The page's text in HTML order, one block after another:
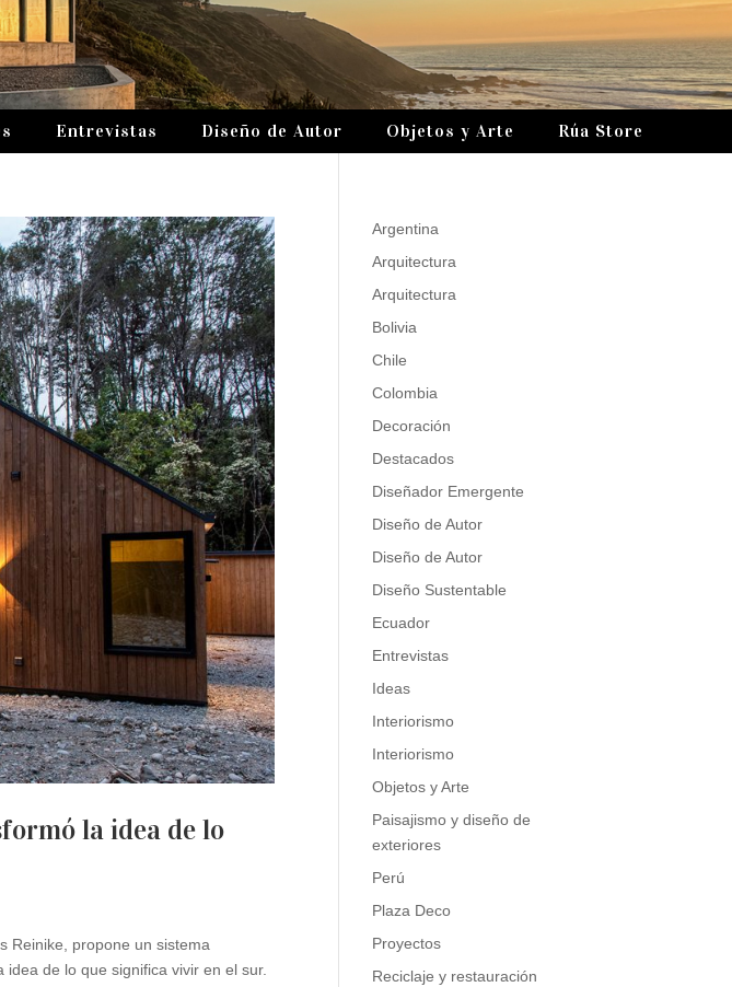
Entrevistas Diseño de Autor Objetos y Arte Rúa Store
la idea de lo
Reinike, propone un sistema
de lo que significa vivir en el sur.
Argentina
Arquitectura
Arquitectura
Bolivia
Chile
Colombia
Decoración
Destacados
Diseñador Emergente
Diseño de Autor
Diseño de Autor
Diseño Sustentable
Ecuador
Entrevistas
Ideas
Interiorismo
Interiorismo
Objetos y Arte
Paisajismo y diseño de
exteriores
Perú
Plaza Deco
Proyectos
Reciclaje y restauración